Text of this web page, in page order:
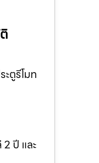
ตูรีโมท
ปี และ